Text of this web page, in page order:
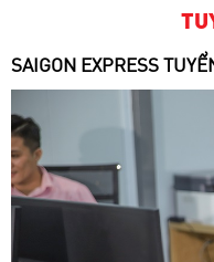
SAIGON EXPRESS